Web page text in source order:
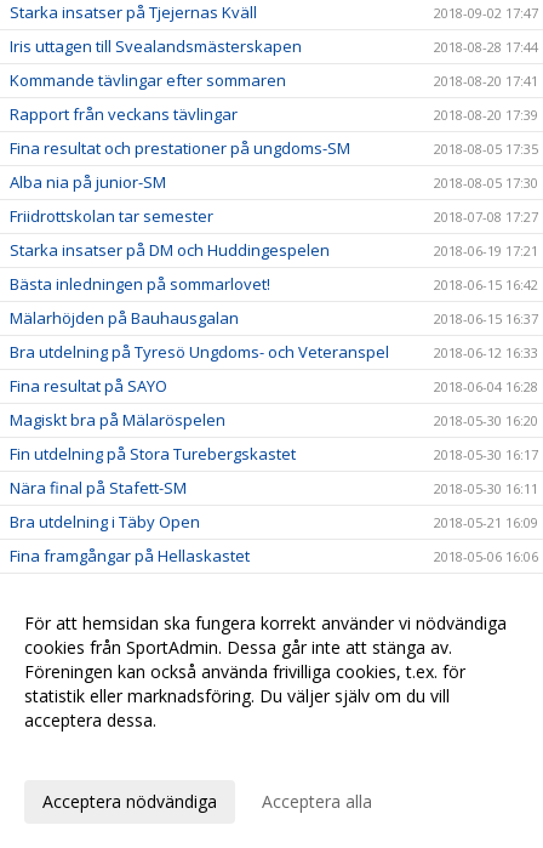
Starka insatser på Tjejernas Kväll 2018-09-02 17:47
Iris uttagen till Svealandsmästerskapen 2018-08-28 17:44
Kommande tävlingar efter sommaren 2018-08-20 17:41
Rapport från veckans tävlingar 2018-08-20 17:39
Fina resultat och prestationer på ungdoms-SM 2018-08-05 17:35
Alba nia på junior-SM 2018-08-05 17:30
Friidrottskolan tar semester 2018-07-08 17:27
Starka insatser på DM och Huddingespelen 2018-06-19 17:21
Bästa inledningen på sommarlovet! 2018-06-15 16:42
Mälarhöjden på Bauhausgalan 2018-06-15 16:37
Bra utdelning på Tyresö Ungdoms- och Veteranspel 2018-06-12 16:33
Fina resultat på SAYO 2018-06-04 16:28
Magiskt bra på Mälaröspelen 2018-05-30 16:20
Fin utdelning på Stora Turebergskastet 2018-05-30 16:17
Nära final på Stafett-SM 2018-05-30 16:11
Bra utdelning i Täby Open 2018-05-21 16:09
Fina framgångar på Hellaskastet 2018-05-06 16:06
Löpgruppen är igång! 2018-05-06 16:02
Iris och Olle tog sista chansen att persa inomhus 2018-04-21 16:00
Snabbhet och explosivitet med Sunneborn 2018-04-15 15:58
Nu startar vi Löpgruppen
Nu öppnar vi kön för barn födda 2011
För att hemsidan ska fungera korrekt använder vi nödvändiga
cookies från SportAdmin. Dessa går inte att stänga av.
Föreningen kan också använda frivilliga cookies, t.ex. för
statistik eller marknadsföring. Du väljer själv om du vill
acceptera dessa.
Acceptera nödvändiga Acceptera alla